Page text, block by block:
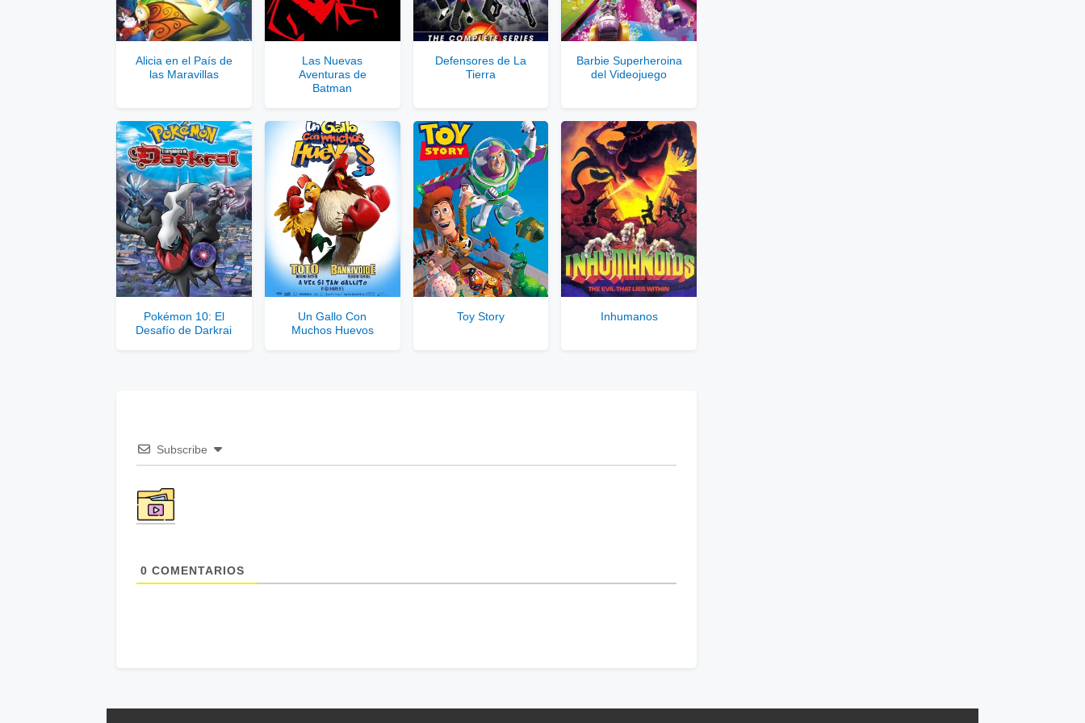
Servidores directos
Solo disponible para usuarios registrados.
Comprar Cuenta VIP Aquí!
Alicia en el País de
las Maravillas
Las Nuevas
Aventuras de
Batman
Defensores de La
Tierra
Barbie Superheroina
del Videojuego
Pokémon 10: El
Desafío de Darkrai
Un Gallo Con
Muchos Huevos
Toy Story Inhumanos
Subscribe
0 COMENTARIOS